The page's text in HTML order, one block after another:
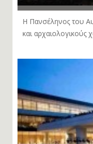
Η Πανσέληνος του
και αρχαιολογικούς